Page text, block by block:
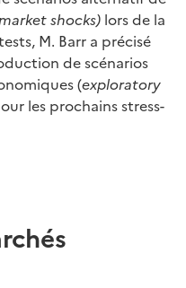
shocks) lors de la
M. Barr a précisé
de scénarios
(exploratory
les prochains stress-